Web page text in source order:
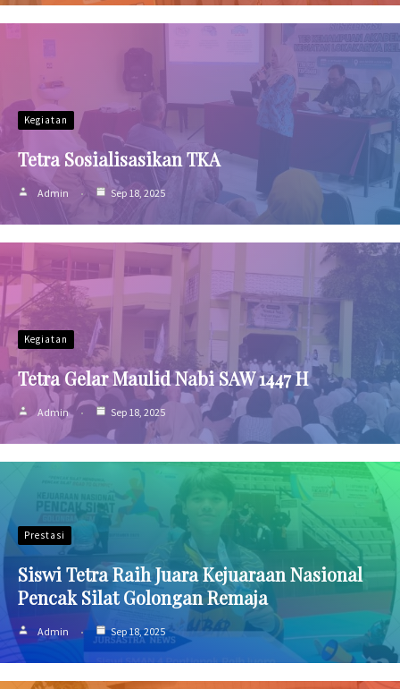
Kegiatan
Tetra Sosialisasikan TKA
Admin Sep 18, 2025
Kegiatan
Tetra Gelar Maulid Nabi SAW 1447 H
Admin Sep 18, 2025
Prestasi
Siswi Tetra Raih Juara Kejuaraan Nasional
Pencak Silat Golongan Remaja
Admin Sep 18, 2025